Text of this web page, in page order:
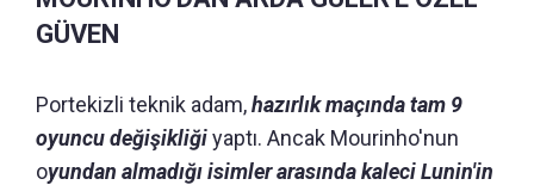
GÜVEN
Portekizli teknik adam,hazırlık maçında tam 9
oyuncu değişikliğiyaptı. Ancak Mourinho'nun
oyundan almadığı isimler arasında kaleci Lunin'in